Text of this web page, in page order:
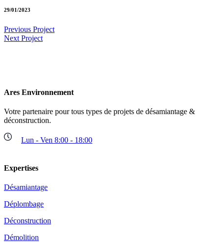
29/01/2023
Previous Project
Next Project
Ares Environnement
Votre partenaire pour tous types de projets de désamiantage &
déconstruction.
Lun - Ven 8:00 - 18:00
Expertises
Désamiantage
Déplombage
Déconstruction
Démolition